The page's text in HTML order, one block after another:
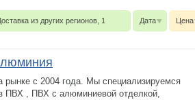
из других регионов, 1 Дата Цена
рынке с 2004 года. Мы специализируемся
ПВХ , ПВХ с алюминиевой отделкой,